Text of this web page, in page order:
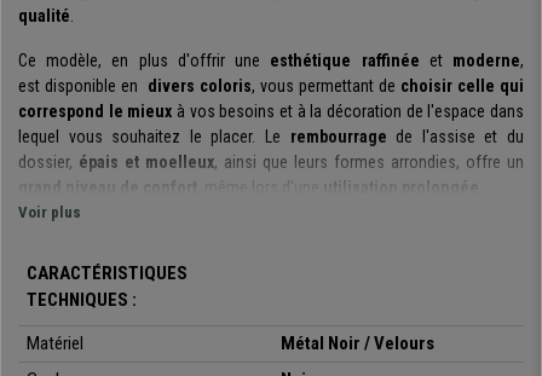
qualité.
Ce modèle, en plus d'offrir une esthétique raffinée et moderne,
est disponible en divers coloris, vous permettant de choisir celle qui
correspond le mieux à vos besoins et à la décoration de l'espace dans
lequel vous souhaitez le placer.
Le rembourrage de l'assise et du
dossier, épais et moelleux, ainsi que leurs formes arrondies, offre un
grand niveau de confort , même lors d'une utilisation prolongée
larobustessede la chaise, supportant
rembourrage, déjà mentionné, est revêtu
doux et agréable au toucher
Voir plus
CARACTÉRISTIQUES
TECHNIQUES :
Matériel
Métal Noir / Velours